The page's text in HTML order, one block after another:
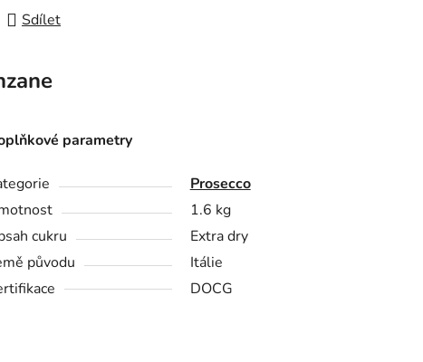
Sdílet
parametry
Prosecco
1.6 kg
cukru
Extra dry
původu
Itálie
DOCG